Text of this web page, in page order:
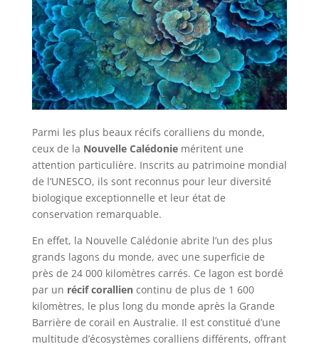
Parmi les plus beaux récifs coralliens du monde,
ceux de la Nouvelle Calédonieméritent une
attention particulière. Inscrits au patrimoine mondial
de l’UNESCO, ils sont reconnus pour leur diversité
biologique exceptionnelle et leur état de
conservation remarquable.
En effet, la Nouvelle Calédonie abrite l’un des plus
grands lagons du monde, avec une superficie de
près de 24 000 kilomètres carrés. Ce lagon est bordé
par un récif coralliencontinu de plus de 1 600
kilomètres, le plus long du monde après la Grande
Barrière de corail en Australie. Il est constitué d’une
multitude d’écosystèmes coralliens différents, offrant